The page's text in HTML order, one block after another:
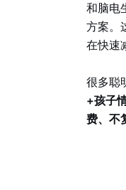
和脑电
方案。
在快速
很多聪
+孩子
费、不